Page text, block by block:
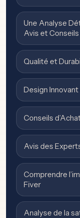
Une Analyse
Avis et
Qualité et
Design
Conseils
Avis des
Comprendre
Fiver
Analyse de la